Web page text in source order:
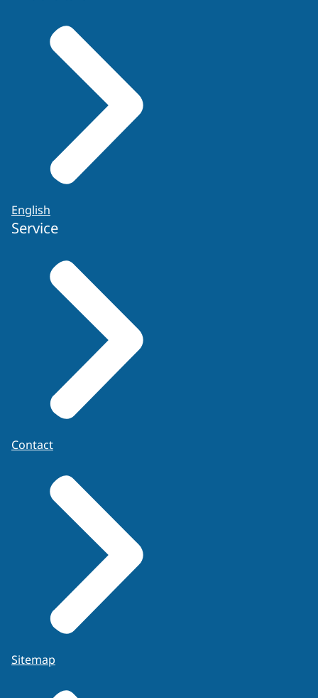
English
Service
Contact
Sitemap